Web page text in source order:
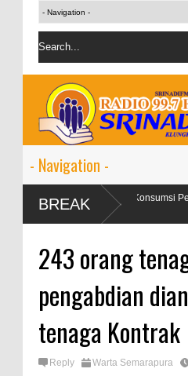
BREAK
Libur Lebaran, Konsumsi Pertamax Naik
243 orang
pengabdian
tenaga Kontrak
Reply Warta Semarapura